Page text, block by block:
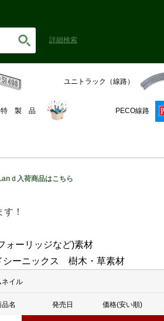
詳細検索
ユニトラック（線路）
特 製 品 PECO線路
ｄ入荷商品はこちら
！
ーリッジなど)素材
ーニックス 樹木・草素材
ネイル
品名 発売日 価格(安い順)